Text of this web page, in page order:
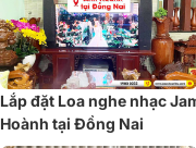
Loa chính có kiểu dáng
hoàn hảo, trong khi loa
hứng từ thiết kế của mẫu
vượt trội.
Lắp đặt Loa nghe nhạc
Hoành tại Đồng Nai